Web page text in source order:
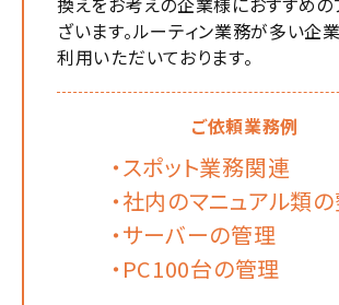
ざいます。ルーティン業務が多い企
利用いただいております。
ご依頼業務例
・スポット業務関連
・社内のマニュアル類
・サーバーの管理
・PC100台の管理